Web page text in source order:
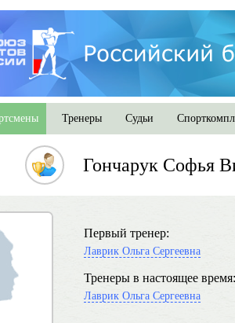
Тренеры Судьи
Гончарук Софья
Первый тренер:
Лаврик Ольга Сергеевна
Тренеры в настоящее время:
Лаврик Ольга Сергеевна